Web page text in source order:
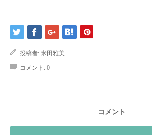
投稿者: 米田雅美
コメント: 0
コメント